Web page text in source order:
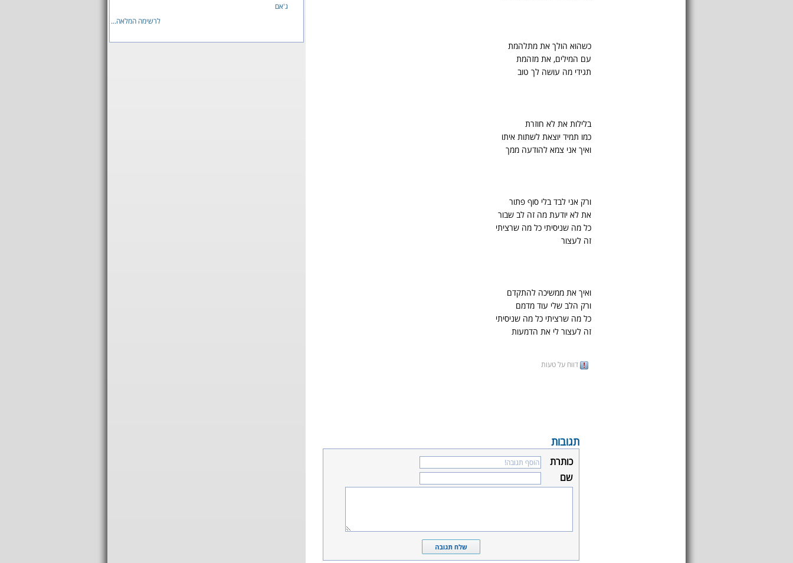
כשהוא הולך את מתלהמת
עם המילים, את מזהמת
תגידי מה עושה לך טוב
בלילות את לא חוזרת
כמו תמיד יוצאת לשתות איתו
ואיך אני צמא להודעה ממך
ורק אני לבד בלי סוף פתור
את לא יודעת מה זה לב שבור
כל מה שניסיתי כל מה שרציתי
זה לעצור
ואיך את ממשיכה להתקדם
ורק הלב שלי עוד מדמם
כל מה שרציתי כל מה שניסיתי
זה לעצור לי את הדמעות
דווח על טעות
תגובות
כותרת
שם
ג'אם
לרשימה המלאה...